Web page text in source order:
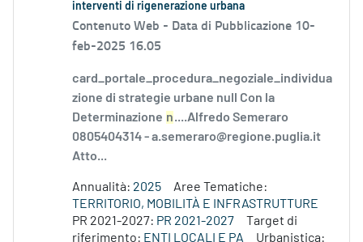
interventi di rigenerazione urbana
Contenuto Web - Data di Pubblicazione 10-
feb-2025 16.05
card_portale_procedura_negoziale_individua
zione di strategie urbane null Con la
Determinazione n....Alfredo Semeraro
0805404314 - a.semeraro@regione.puglia.it
Atto...
Annualità: 2025
Aree Tematiche:
TERRITORIO, MOBILITÀ E INFRASTRUTTURE
PR 2021-2027: PR 2021-2027
Target di
riferimento: ENTI LOCALI E PA
Urbanistica: